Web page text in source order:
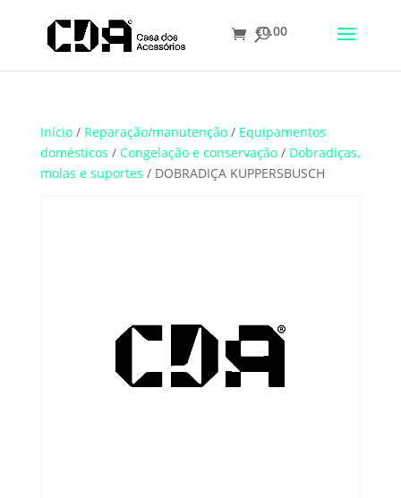
Translate
€0.00
Início/ Reparação/manutenção/ Equipamentos
domésticos / Congelação e conservação/ Dobradiças,
molas e suportes / DOBRADIÇA KUPPERSBUSCH